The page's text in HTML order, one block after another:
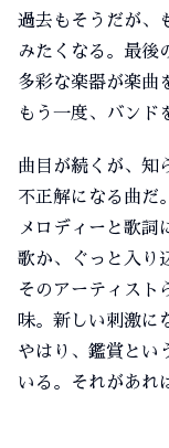
過去もそうだが、
みたくなる。最後
多彩な楽器が楽曲
もう一度、バンド
曲目が続くが、知
不正解になる曲だ。
メロディーと歌詞
歌か、ぐっと入り
そのアーティスト
味。新しい刺激に
やはり、鑑賞とい
いる。それがあれ